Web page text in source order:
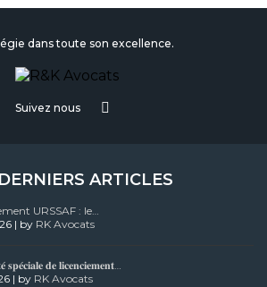
dans toute son excellence.
Suivez nous
ARTICLES
URSSAF : le…
| by RK Avocats
𝐝𝐞 𝐥𝐢𝐜𝐞𝐧𝐜𝐢𝐞𝐦𝐞𝐧𝐭…
| by RK Avocats